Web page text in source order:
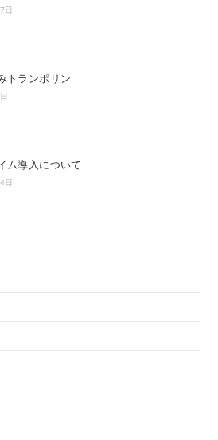
日
トランポリン
ム導入について
日